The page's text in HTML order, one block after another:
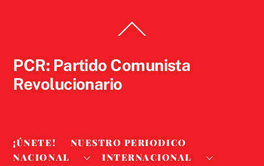
To
PCR: Partido Comunista
Revolucionario
¡ÚNETE!
NUESTRO PERIODICO
NACIONAL
INTERNACIONAL